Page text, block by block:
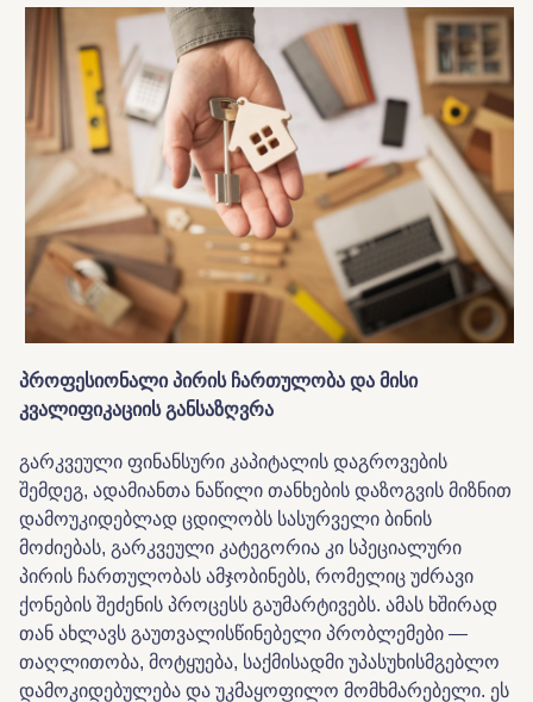
პროფესიონალი პირის ჩართულობა და მისი
კვალიფიკაციის განსაზღვრა
გარკვეული ფინანსური კაპიტალის დაგროვების
შემდეგ, ადამიანთა ნაწილი თანხების დაზოგვის მიზნით
დამოუკიდებლად ცდილობს სასურველი ბინის
მოძიებას, გარკვეული კატეგორია კი სპეციალური
პირის ჩართულობას ამჯობინებს, რომელიც უძრავი
ქონების შეძენის პროცესს გაუმარტივებს. ამას ხშირად
თან ახლავს გაუთვალისწინებელი პრობლემები —
თაღლითობა, მოტყუება, საქმისადმი უპასუხისმგებლო
დამოკიდებულება და უკმაყოფილო მომხმარებელი. ეს